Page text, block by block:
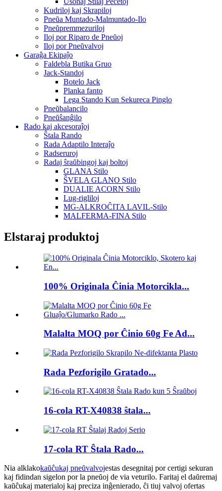
Kudriloj kaj Skrapiloj
Pneŭa Muntado-Malmuntado-Ilo
Pneŭpremmezuriloj
Iloj por Riparo de Pneŭoj
Iloj por Pneŭvalvoj
Garaĝa Ekipaĵo
Faldebla Butika Gruo
Jack-Standoj
Botelo Jack
Planka fanto
Lega Stando Kun Sekureca Pinglo
Pneŭbalancilo
Pneŭŝanĝilo
Rado kaj akcesoraĵoj
Ŝtala Rando
Rada Adaptilo Interaĵo
Radseruroj
Radaj ŝraŭbingoj kaj boltoj
GLANA Stilo
ŜVELA GLANO Stilo
DUALIE ACORN Stilo
Lug-rigliloj
MG-ALKROĈITA LAVIL-Stilo
MALFERMA-FINA Stilo
Elstaraj produktoj
100% Originala Ĉinia Motorcikla...
Malalta MOQ por Ĉinio 60g Fe Ad...
Rada Pezforigilo Gratado...
16-cola RT-X40838 ŝtala...
17-cola RT Ŝtala Rado...
Nia alklakokaŭĉukaj pneŭvalvojestas desegnitaj por certigi sekuran
kaj fidindan sigelon por la pneŭoj de via veturilo. Faritaj el daŭremaj
kaŭĉukaj materialoj kaj preciza inĝenierado, ĉi tiuj valvoj ofertas